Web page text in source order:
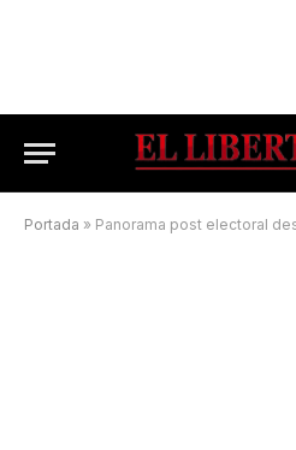
Portada » Panorama post electoral